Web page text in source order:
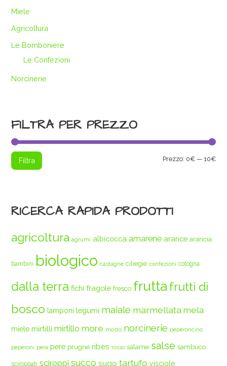
Miele
Agricoltura
Le Bomboniere
Le Confezioni
Norcinerie
FILTRA PER PREZZO
Filtra Prezzo: 0€— 10€
RICERCA RAPIDA PRODOTTI
agricoltura agrumi albicocca amarene arance arancia
bambini biologico castagne ciliegie confezioni cotogna
dalla terra fichi fragole fresco frutta frutti di
bosco lamponi legumi maiale marmellata mela
miele mirtilli mirtillo more mosto norcinerie peperoncino
peperoni pera pere prugne ribes rosso salame salse sambuco
sciroppati sciroppi succo sugo tartufo visciole